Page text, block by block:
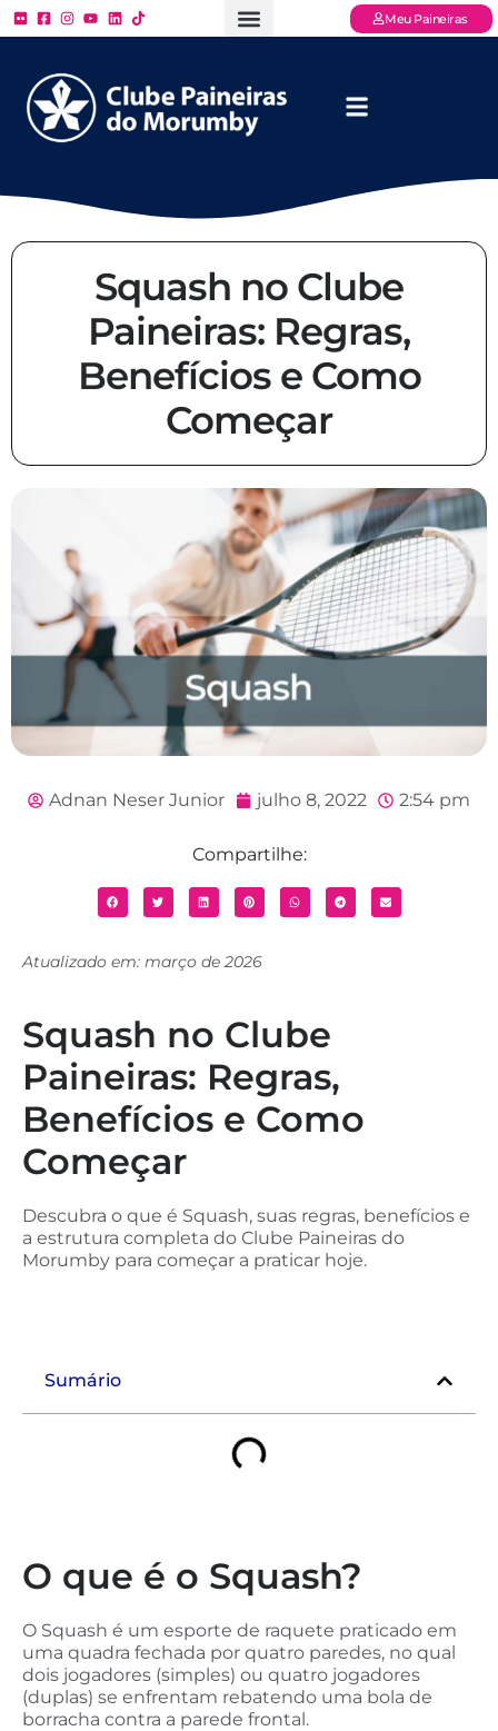
Meu Paineiras
Squash no Clube
Paineiras: Regras,
Benefícios e Como
Começar
Adnan Neser Junior julho 8, 2022 2:54 pm
Compartilhe:
Atualizado em: março de 2026
Squash no Clube
Paineiras: Regras,
Benefícios e Como
Começar
Descubra o que é Squash, suas regras, benefícios e
a estrutura completa do Clube Paineiras do
Morumby para começar a praticar hoje.
Sumário
O que é o Squash?
O Squash é um esporte de raquete praticado em
uma quadra fechada por quatro paredes, no qual
dois jogadores (simples) ou quatro jogadores
(duplas) se enfrentam rebatendo uma bola de
borracha contra a parede frontal.